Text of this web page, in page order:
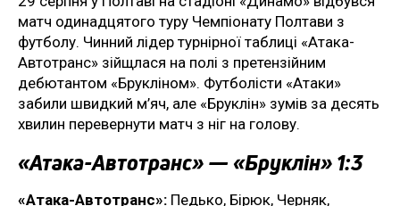
матч одинадцятого туру Чемпіонату Полтави з
футболу. Чинний лідер турнірної таблиці «Атака-
Автотранс» зійщлася на полі з претензійним
дебютантом «Брукліном». Футболісти «Атаки»
забили швидкий м’яч, але «Бруклін» зумів за десять
хвилин перевернути матч з ніг на голову.
«Атака-Автотранс» — «Бруклін» 1:3
«Атака-Автотранс»: Педько, Бірюк, Черняк,